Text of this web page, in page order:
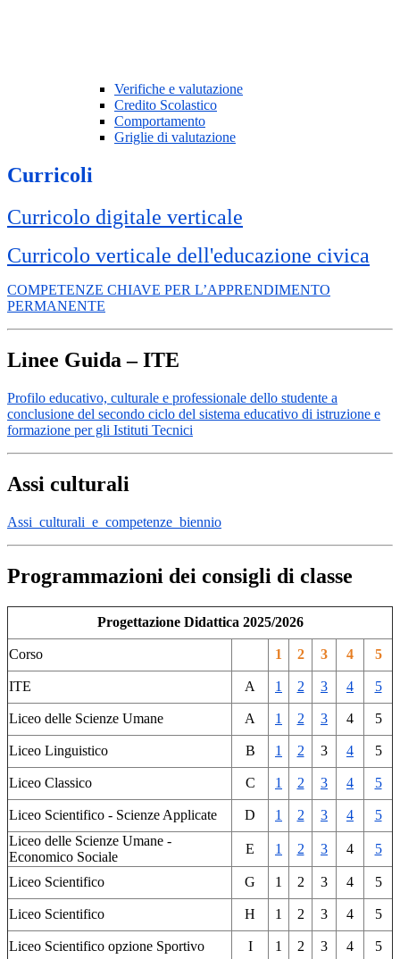
Verifiche e valutazione
Credito Scolastico
Comportamento
Griglie di valutazione
Curricoli
Curricolo digitale verticale
Curricolo verticale dell'educazione civica
COMPETENZE CHIAVE PER L’APPRENDIMENTO
PERMANENTE
Linee Guida – ITE
Profilo educativo, culturale e professionale dello studente a
conclusione del secondo ciclo del sistema educativo di istruzione e
formazione per gli Istituti Tecnici
Assi culturali
Assi_culturali_e_competenze_biennio
Programmazioni dei consigli di classe
Progettazione Didattica 2025/2026
Corso 1 2 3 4 5
ITE A 1 2 3 4 5
Liceo delle Scienze Umane A 1 2 3 4 5
Liceo Linguistico B 1 2 3 4 5
Liceo Classico C 1 2 3 4 5
Liceo Scientifico - Scienze Applicate D 1 2 3 4
5
Liceo delle Scienze Umane -
Economico Sociale
E 1 2 3 4 5
Liceo Scientifico G 1 2 3 4 5
Liceo Scientifico H 1 2 3 4 5
Liceo Scientifico opzione Sportivo I 1 2 3 4 5